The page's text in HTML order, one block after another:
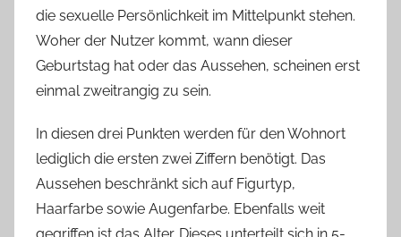
die sexuelle Persönlichkeit im Mittelpunkt stehen.
Woher der Nutzer kommt, wann dieser
Geburtstag hat oder das Aussehen, scheinen erst
einmal zweitrangig zu sein.
In diesen drei Punkten werden für den Wohnort
lediglich die ersten zwei Ziffern benötigt. Das
Aussehen beschränkt sich auf Figurtyp,
Haarfarbe sowie Augenfarbe. Ebenfalls weit
gegriffen ist das Alter. Dieses unterteilt sich in 5-